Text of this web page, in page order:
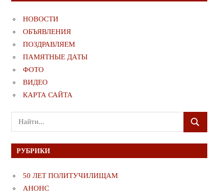
НОВОСТИ
ОБЪЯВЛЕНИЯ
ПОЗДРАВЛЯЕМ
ПАМЯТНЫЕ ДАТЫ
ФОТО
ВИДЕО
КАРТА САЙТА
Поиск
для:
ПОИСК
РУБРИКИ
50 ЛЕТ ПОЛИТУЧИЛИЩАМ
АНОНС